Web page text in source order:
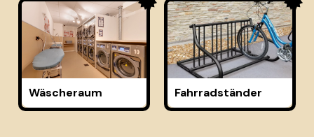
Wäscheraum Fahrradständer